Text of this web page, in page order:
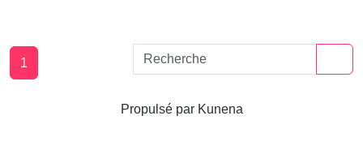
1
Propulsé par Kunena